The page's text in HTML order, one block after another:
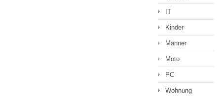
IT
Kinder
Männer
Moto
PC
Wohnung